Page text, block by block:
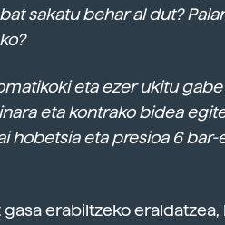
sakatu behar al dut?
eta ezer ukitu
eta kontrako bidea
hobetsia eta presioa 6
erabiltzeko